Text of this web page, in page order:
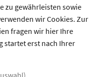
zu gewährleisten sowie
wir Cookies. Zur
fragen wir hier Ihre
startet erst nach Ihrer
KOLLEGS: